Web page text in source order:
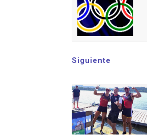
Tour
Siguiente